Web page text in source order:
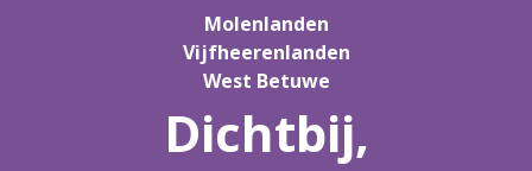
Molenlanden
Vijfheerenlanden
West Betuwe
Dichtbij,